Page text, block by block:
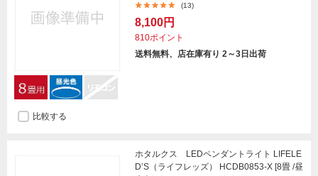
(13)
8,100円
810ポイント
送料無料、店在庫有り 2～3日出荷
比較する
ホタルクス LEDペンダントライト LIFELE
D’S（ライフレッズ） HCDB0853-X [8畳 /昼